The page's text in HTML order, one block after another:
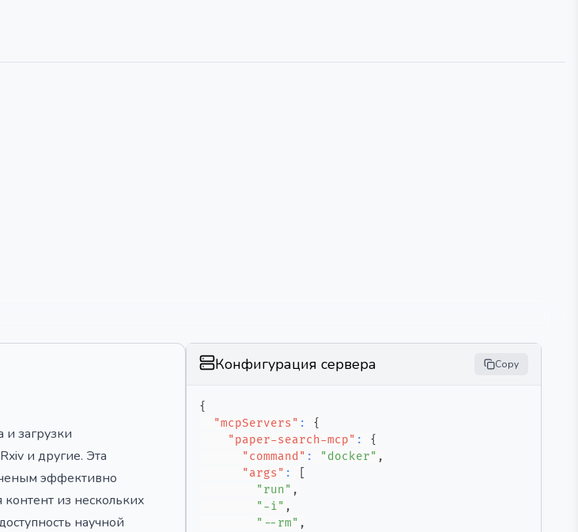
загрузки
и другие. Эта
эффективно
контент из нескольких
научной
Конфигурация сервера Copy
{
"mcpServers" :
{
"paper-search-mcp" :
{
"command" : "docker" ,
"args" :
"run" ,
"-i" ,
"--rm" ,